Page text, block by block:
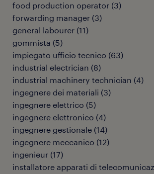
food production operator (3)
forwarding manager (3)
general labourer (11)
gommista (5)
impiegato ufficio tecnico (63)
industrial electrician (8)
industrial machinery technician (4)
ingegnere dei materiali (3)
ingegnere elettrico (5)
ingegnere elettronico (4)
ingegnere gestionale (14)
ingegnere meccanico (12)
ingenieur (17)
installatore apparati di